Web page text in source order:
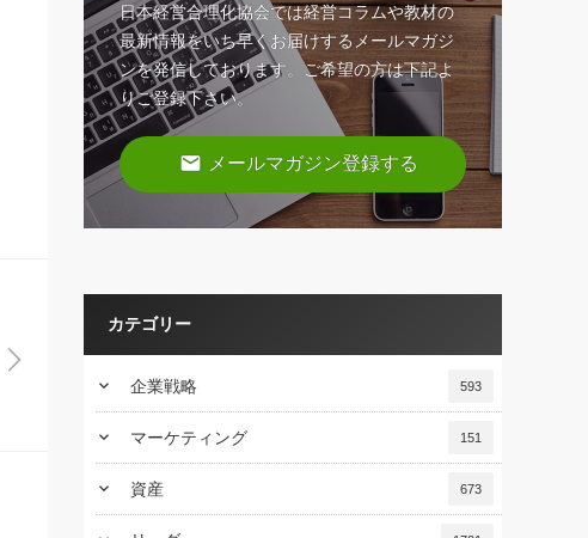
日本経営合理化協会では経営コラムや教材の
最新情報をいち早くお届けするメールマガジ
ンを発信しております。ご希望の方は下記よ
りご登録下さい。
email メールマガジン登録する
カテゴリー
keyboard_arrow_down 企業戦略 593
keyboard_arrow_down マーケティング 151
keyboard_arrow_down 資産 673